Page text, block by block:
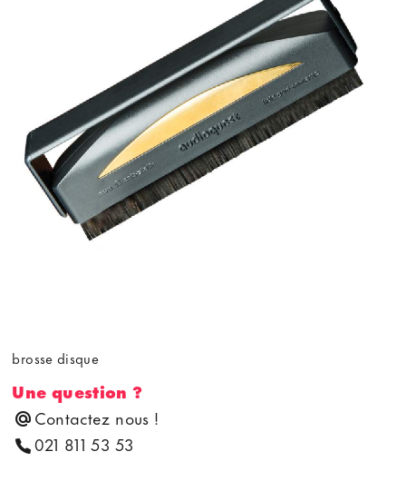
brosse disque
Une question ?
Contactez nous !
021 811 53 53